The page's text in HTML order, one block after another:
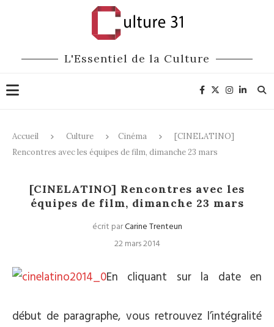
L'Essentiel de la Culture
Accueil Culture Cinéma
[CINELATINO]
Rencontres avec les équipes de film, dimanche 23 mars
[CINELATINO] Rencontres avec les
équipes de film, dimanche 23 mars
écrit parCarine Trenteun
22 mars 2014
En cliquant sur la date en
début de paragraphe, vous retrouvez l’intégralité